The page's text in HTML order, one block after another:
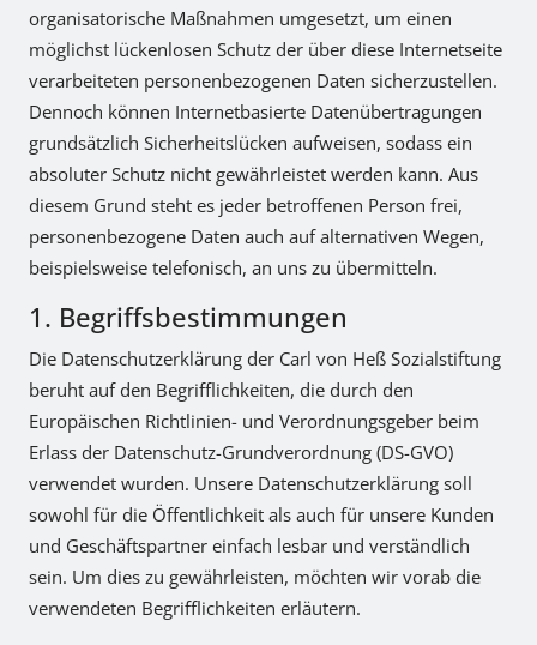
organisatorische Maßnahmen umgesetzt, um einen
möglichst lückenlosen Schutz der über diese Internetseite
verarbeiteten personenbezogenen Daten sicherzustellen.
Dennoch können Internetbasierte Datenübertragungen
grundsätzlich Sicherheitslücken aufweisen, sodass ein
absoluter Schutz nicht gewährleistet werden kann. Aus
diesem Grund steht es jeder betroffenen Person frei,
personenbezogene Daten auch auf alternativen Wegen,
beispielsweise telefonisch, an uns zu übermitteln.
1. Begriffsbestimmungen
Die Datenschutzerklärung der Carl von Heß Sozialstiftung
beruht auf den Begrifflichkeiten, die durch den
Europäischen Richtlinien- und Verordnungsgeber beim
Erlass der Datenschutz-Grundverordnung (DS-GVO)
verwendet wurden. Unsere Datenschutzerklärung soll
sowohl für die Öffentlichkeit als auch für unsere Kunden
und Geschäftspartner einfach lesbar und verständlich
sein. Um dies zu gewährleisten, möchten wir vorab die
verwendeten Begrifflichkeiten erläutern.